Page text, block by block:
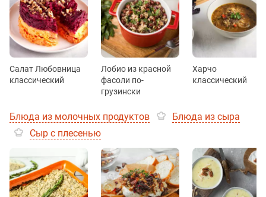
Салат Любовница
классический
Лобио из красной
фасоли по-
грузински
Харчо
классический
Блюда из молочных продуктов
Блюда из сыра
Сыр с плесенью